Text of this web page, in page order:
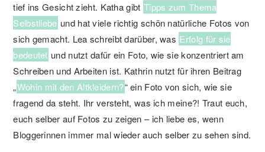
tief ins Gesicht zieht. Katha gibt Tipps zum Thema
Selbstliebe und hat viele richtig schön natürliche Fotos von
sich gemacht. Lea schreibt darüber, was Erfolg für sie
bedeutet und nutzt dafür ein Foto, wie sie konzentriert am
Schreiben und Arbeiten ist. Kathrin nutzt für ihren Beitrag
„Wohin mit den Altkleidern?“ ein Foto von sich, wie sie
fragend da steht. Ihr versteht, was ich meine?! Traut euch,
euch selber auf Fotos zu zeigen – ich liebe es, wenn
Bloggerinnen immer mal wieder auch selber zu sehen sind.